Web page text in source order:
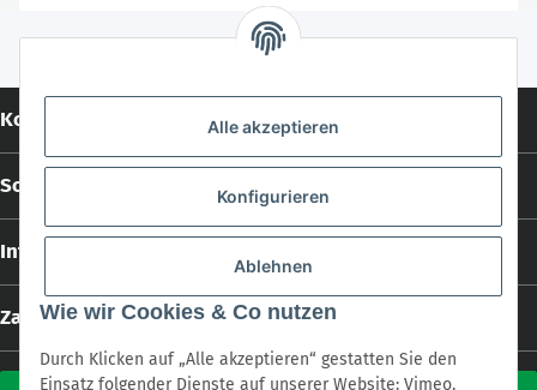
Alle akzeptieren
Konfigurieren
Ablehnen
Wie wir Cookies & Co nutzen
Durch Klicken auf „Alle akzeptieren“ gestatten Sie den
Einsatz folgender Dienste auf unserer Website: Vimeo,
Kontakt
Social Media
Informationen
Zahlungs- und Versandarten